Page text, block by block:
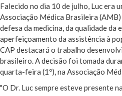
Falecido no dia 10 de julho, Luc era
Associação Médica Brasileira (AMB)
defesa da medicina, da qualidade da
aperfeiçoamento da assistência à
CAP destacará o trabalho
brasileiro. A decisão foi tomada
quarta-feira (1º), na Associação
"O Dr. Luc sempre esteve presente